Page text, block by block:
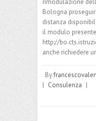
rimodulazione
Bologna
distanza
il modulo
http://
anche richiedere
By
| Consulenza |